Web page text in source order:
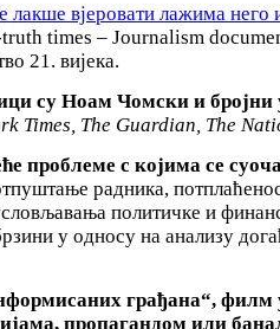
лакше вјеровати лажима него
times – Journalism
21. вијека.
су Ноам Чомски и
Times, The Guardian, The
проблеме с којима се
радника,
политичке и
у односу на анализу
грађана“, филм
пропагандом или